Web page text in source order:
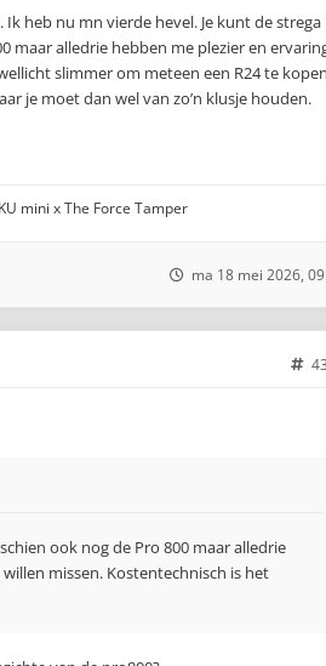
heb nu mn vierde hevel. Je kunt de strega
maar alledrie hebben me plezier en
slimmer om meteen een R24 te
je moet dan wel van zo’n klusje houden.
mini x The Force Tamper
ma 18 mei 2026,
ook nog de Pro 800 maar alledrie
missen. Kostentechnisch is het